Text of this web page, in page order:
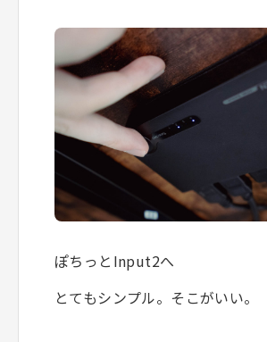
ぽちっとInput2へ
とてもシンプル。そこがいい。